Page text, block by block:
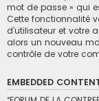
mot de passe » qui
Cette fonctionnalité
d’utilisateur et votre
alors un nouveau
contrôle de votre
EMBEDDED